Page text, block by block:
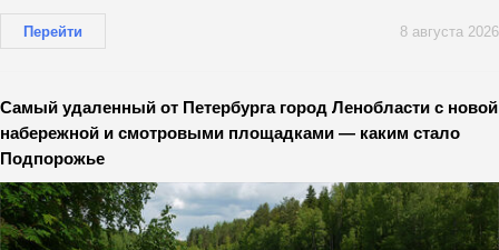
Перейти 8 августа 2026
Самый удаленный от Петербурга город Ленобласти с новой
набережной и смотровыми площадками — каким стало
Подпорожье